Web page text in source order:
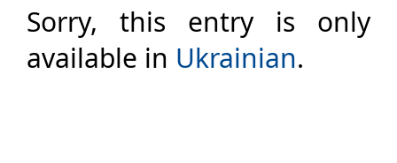
Sorry, this entry is only
available in Ukrainian.